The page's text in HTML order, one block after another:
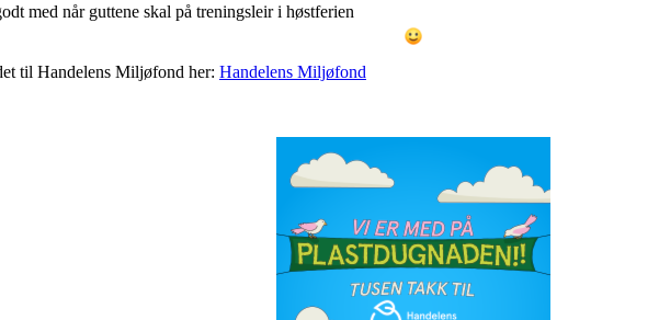
med når guttene skal på treningsleir i høstferien
til Handelens Miljøfond her: Handelens Miljøfond